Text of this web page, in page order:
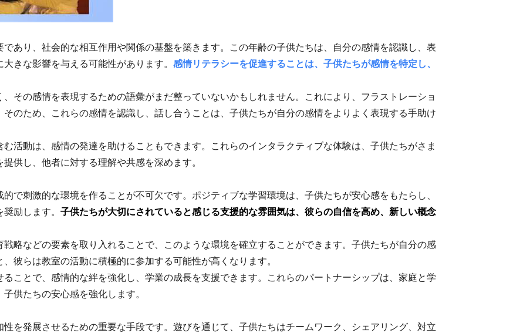
あり、社会的な相互作用や関係の基盤を築きます。この年齢の子供たちは、自分の感情を認識し、表
きな影響を与える可能性があります。 感情リテラシーを促進することは、子供たちが感情を特定し、
その感情を表現するための語彙がまだ整っていないかもしれません。これにより、フラストレーショ
のため、これらの感情を認識し、話し合うことは、子供たちが自分の感情をよりよく表現する手助け
活動は、感情の発達を助けることもできます。これらのインタラクティブな体験は、子供たちがさま
供し、他者に対する理解や共感を深めます。
で刺激的な環境を作ることが不可欠です。ポジティブな学習環境は、子供たちが安心感をもたらし、
励します。 子供たちが大切にされていると感じる支援的な雰囲気は、彼らの自信を高め、新しい概念
略などの要素を取り入れることで、このような環境を確立することができます。子供たちが自分の感
彼らは教室の活動に積極的に参加する可能性が高くなります。
ことで、感情的な絆を強化し、学業の成長を支援できます。これらのパートナーシップは、家庭と学
供たちの安心感を強化します。
を発展させるための重要な手段です。遊びを通じて、子供たちはチームワーク、シェアリング、対立